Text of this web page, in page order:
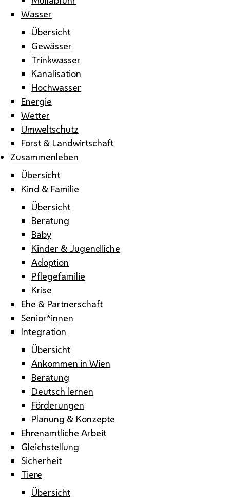
Wasser
Übersicht
Gewässer
Trinkwasser
Kanalisation
Hochwasser
Energie
Wetter
Umweltschutz
Forst & Landwirtschaft
Zusammenleben
Übersicht
Kind & Familie
Übersicht
Beratung
Baby
Kinder & Jugendliche
Adoption
Pflegefamilie
Krise
Ehe & Partnerschaft
Senior*innen
Integration
Übersicht
Ankommen in Wien
Beratung
Deutsch lernen
Förderungen
Planung & Konzepte
Ehrenamtliche Arbeit
Gleichstellung
Sicherheit
Tiere
Übersicht